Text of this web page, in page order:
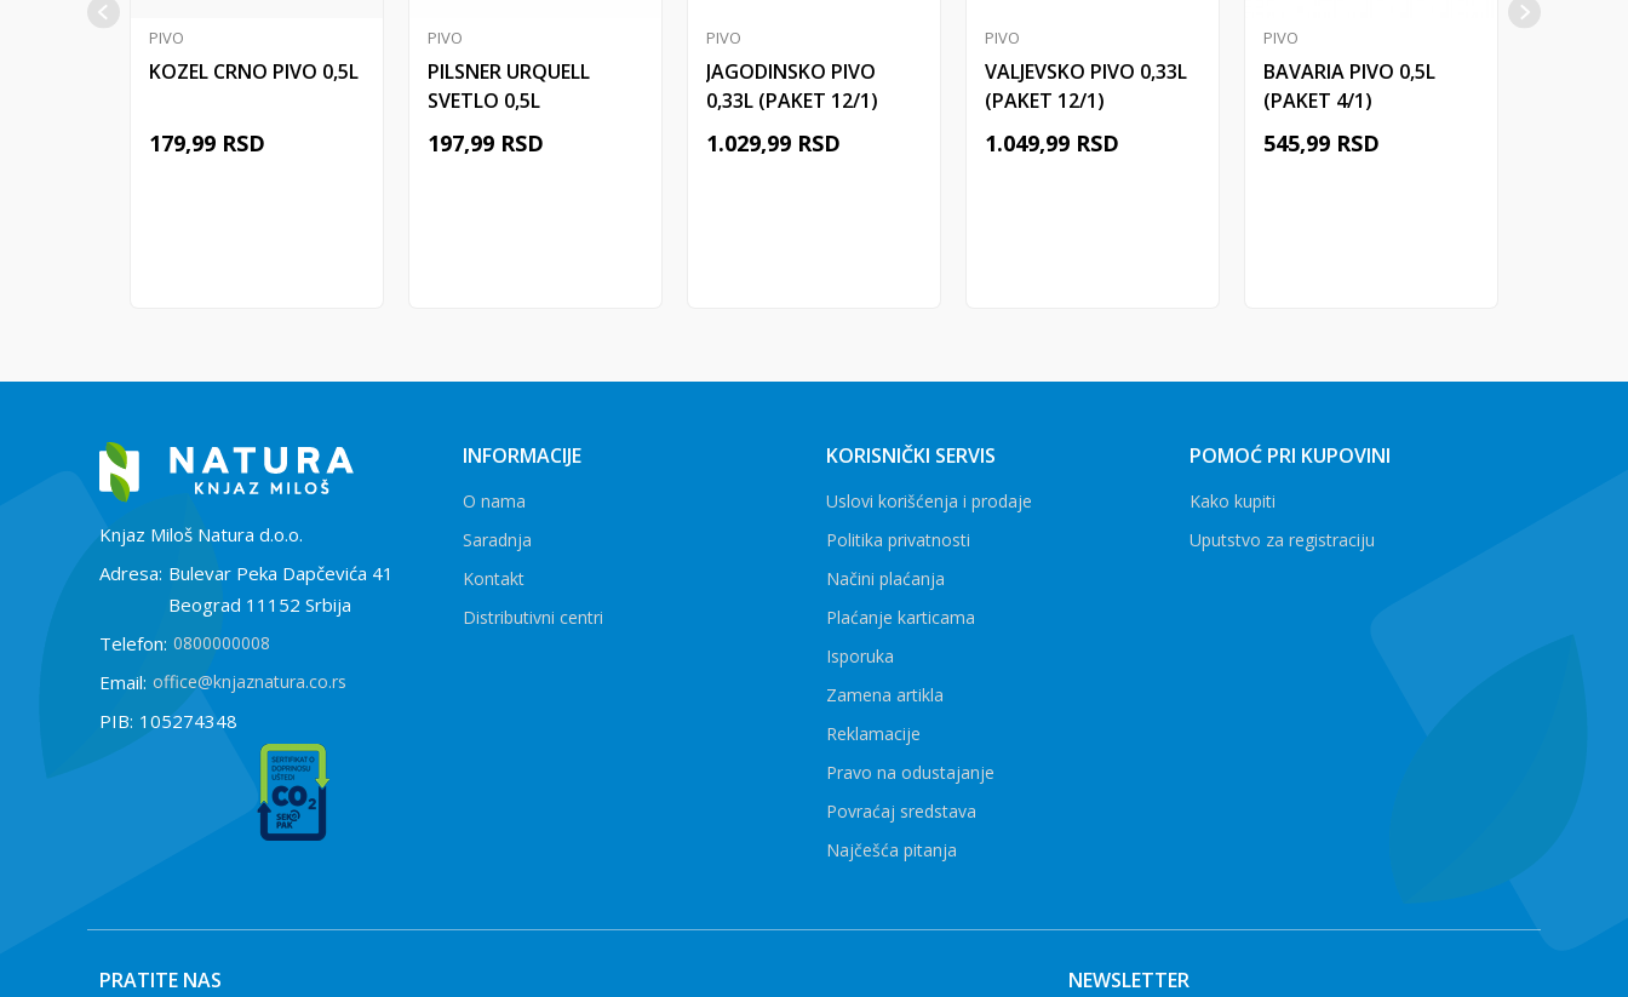
PIVO
KOZEL CRNO PIVO 0,5L
179,99 RSD
PIVO
PILSNER URQUELL
SVETLO 0,5L
197,99 RSD
PIVO
JAGODINSKO PIVO
0,33L (PAKET 12/1)
1.029,99 RSD
PIVO
VALJEVSKO PIVO 0,33L
(PAKET 12/1)
1.049,99 RSD
PIVO
BAVARIA PIVO 0,5L
(PAKET 4/1)
545,99 RSD
Knjaz Miloš Natura d.o.o.
Adresa: Bulevar Peka Dapčevića 41
Beograd 11152 Srbija
Telefon: 0800000008
Email: office@knjaznatura.co.rs
PIB: 105274348
INFORMACIJE
O nama
Saradnja
Kontakt
Distributivni centri
KORISNIČKI SERVIS
Uslovi korišćenja i prodaje
Politika privatnosti
Načini plaćanja
Plaćanje karticama
Isporuka
Zamena artikla
Reklamacije
Pravo na odustajanje
Povraćaj sredstava
Najčešća pitanja
POMOĆ PRI KUPOVINI
Kako kupiti
Uputstvo za registraciju
PRATITE NAS NEWSLETTER